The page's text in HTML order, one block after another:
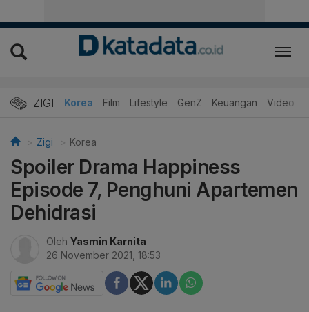
ZIGI
Hits Korea Film Lifestyle GenZ Keuangan Video
Zigi Korea
Spoiler Drama Happiness
Episode 7, Penghuni Apartemen
Dehidrasi
Oleh Yasmin Karnita
26 November 2021, 18:53